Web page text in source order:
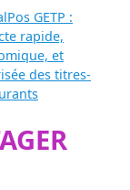
GETP :
rapide,
et
des titres-